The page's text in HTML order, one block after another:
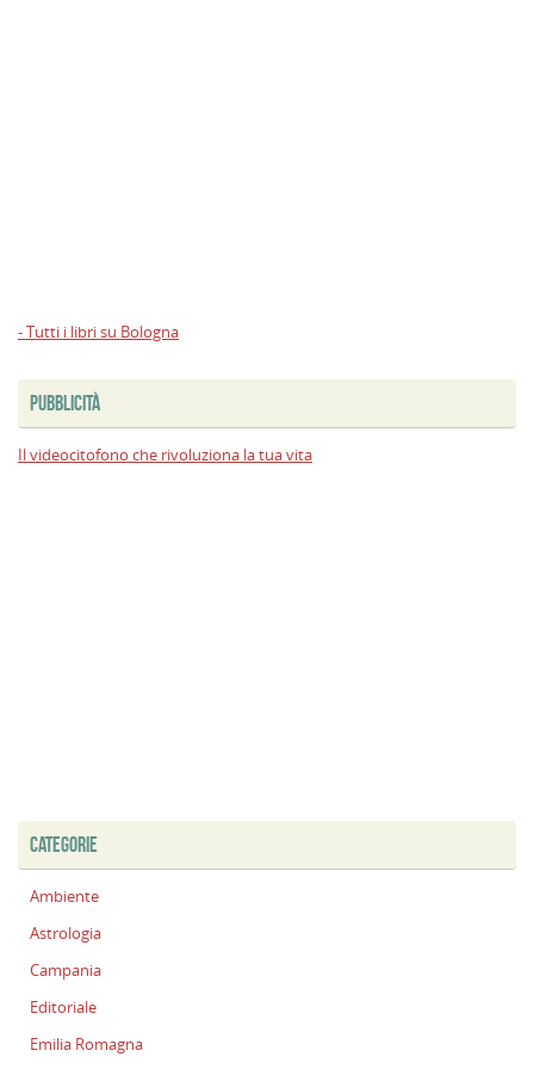
- Tutti i libri su Bologna
PUBBLICITÀ
Il videocitofono che rivoluziona la tua vita
CATEGORIE
Ambiente
Astrologia
Campania
Editoriale
Emilia Romagna